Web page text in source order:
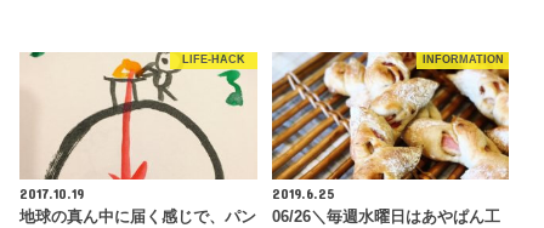
LIFE-HACK
2017.10.19
地球の真ん中に届く感じで、パン
INFORMATION
2019.6.25
06/26＼毎週水曜日はあやぱん工